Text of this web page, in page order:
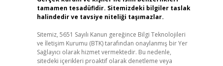
tamamen tesadüfidir. Sitemizdeki bilgiler taslak
halindedir ve tavsiye niteliği taşımazlar.
Sitemiz, 5651 Sayılı Kanun gereğince Bilgi Teknolojileri
ve İletişim Kurumu (BTK) tarafından onaylanmış bir Yer
Sağlayıcı olarak hizmet vermektedir. Bu nedenle,
sitedeki içerikleri proaktif olarak denetleme veya